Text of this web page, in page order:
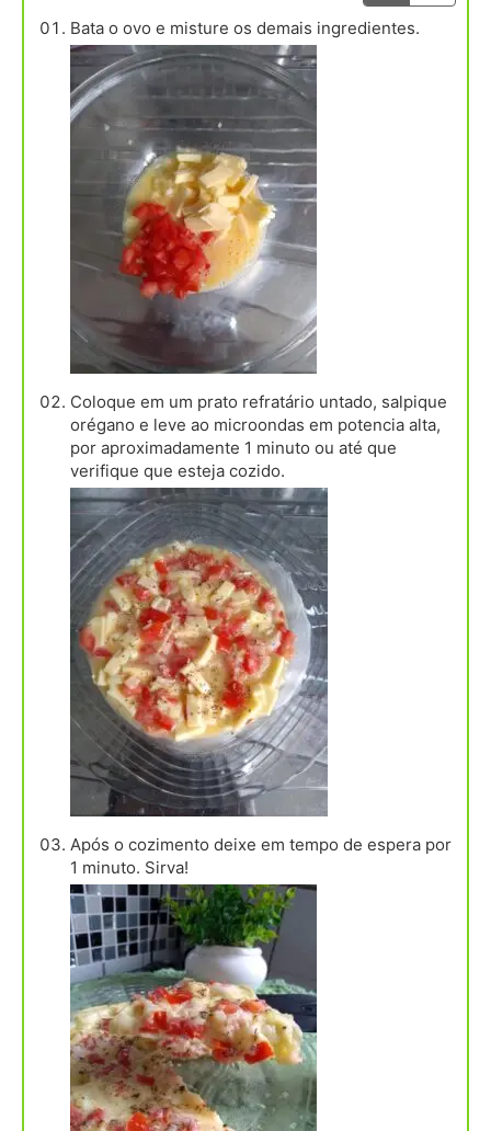
Bata o ovo e misture os demais ingredientes.
Coloque em um prato refratário untado, salpique
orégano e leve ao microondas em potencia alta,
por aproximadamente 1 minuto ou até que
verifique que esteja cozido.
Após o cozimento deixe em tempo de espera por
1 minuto. Sirva!